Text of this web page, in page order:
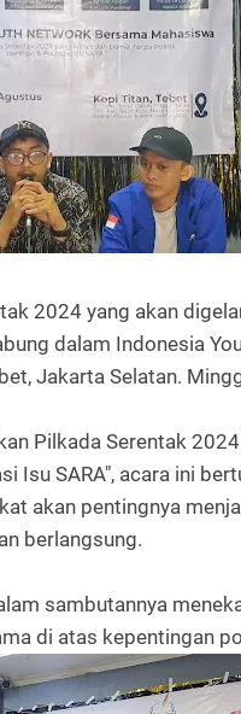
2024 yang akan
dalam Indonesia
Jakarta Selatan.
Pilkada Serentak
Isu SARA", acara ini
akan pentingnya
berlangsung.
sambutannya
di atas kepentingan